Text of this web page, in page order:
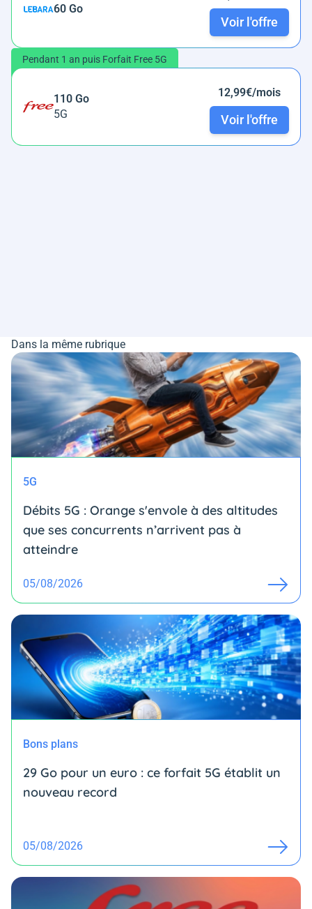
60 Go
Voir l'offre
Pendant 1 an puis Forfait Free 5G
110 Go
5G
12,99€/mois
Voir l'offre
Dans la même rubrique
5G
Débits 5G : Orange s'envole à des altitudes
que ses concurrents n’arrivent pas à
atteindre
05/08/2026
Bons plans
29 Go pour un euro : ce forfait 5G établit un
nouveau record
05/08/2026